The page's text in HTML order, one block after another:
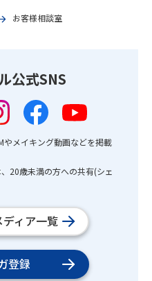
お客様相談室
公式SNS
やメイキング動画などを掲載
20歳未満の方への共有(シェ
ィア一覧
登録